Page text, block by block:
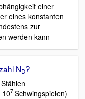
einer
eines konstanten
zur
werden kann
ND?
107 Schwingspielen)